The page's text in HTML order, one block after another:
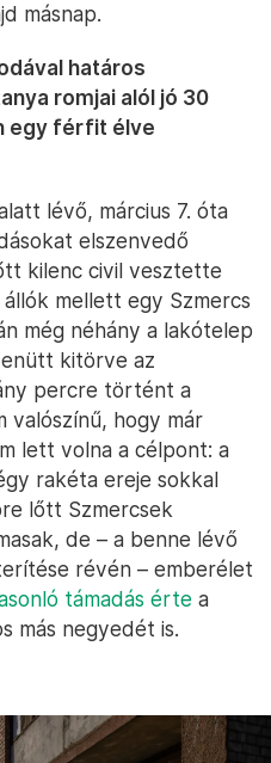
másnap.
határos
romjai alól jó 30
egy férfit élve
lévő, március 7. óta
elszenvedő
kilenc civil vesztette
mellett egy Szmercs
még néhány a lakótelep
kitörve az
percre történt a
valószínű, hogy már
lett volna a célpont: a
rakéta ereje sokkal
lőtt Szmercsek
de – a benne lévő
révén – emberélet
támadás érte a
más negyedét is.